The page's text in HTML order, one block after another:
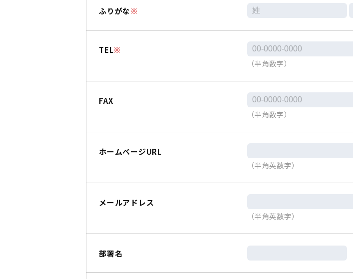
ふりがな※
TEL※
（半角数字）
FAX
（半角数字）
ホームページURL
（半角英数字）
メールアドレス
（半角英数字）
部署名